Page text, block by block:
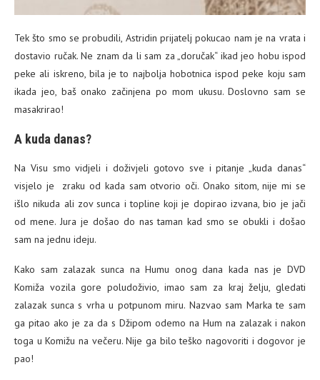
Tek što smo se probudili, Astridin prijatelj pokucao nam je na vrata i
dostavio ručak. Ne znam da li sam za „doručak“ ikad jeo hobu ispod
peke ali iskreno, bila je to najbolja hobotnica ispod peke koju sam
ikada jeo, baš onako začinjena po mom ukusu. Doslovno sam se
masakrirao!
A kuda danas?
Na Visu smo vidjeli i doživjeli gotovo sve i pitanje „kuda danas“
visjelo je zraku od kada sam otvorio oči. Onako sitom, nije mi se
išlo nikuda ali zov sunca i topline koji je dopirao izvana, bio je jači
od mene. Jura je došao do nas taman kad smo se obukli i došao
sam na jednu ideju.
Kako sam zalazak sunca na Humu onog dana kada nas je DVD
Komiža vozila gore poludoživio, imao sam za kraj želju, gledati
zalazak sunca s vrha u potpunom miru. Nazvao sam Marka te sam
ga pitao ako je za da s Džipom odemo na Hum na zalazak i nakon
toga u Komižu na večeru. Nije ga bilo teško nagovoriti i dogovor je
pao!